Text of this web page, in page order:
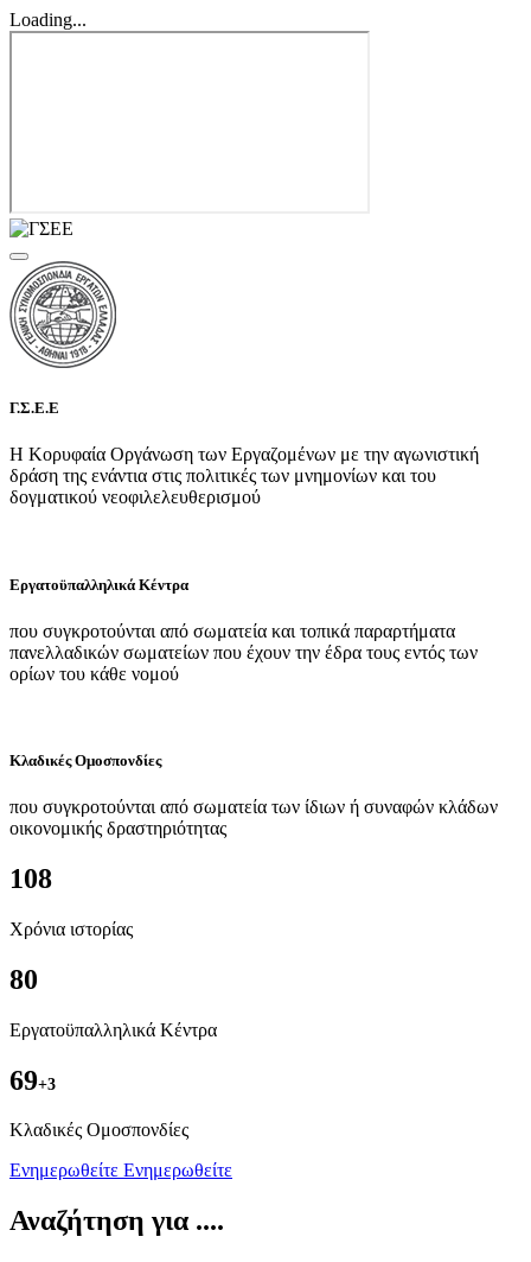
Loading...
Γ.Σ.Ε.Ε
Η Κορυφαία Οργάνωση των Εργαζομένων με την αγωνιστική
δράση της ενάντια στις πολιτικές των μνημονίων και του
δογματικού νεοφιλελευθερισμού
Εργατοϋπαλληλικά Κέντρα
που συγκροτούνται από σωματεία και τοπικά παραρτήματα
πανελλαδικών σωματείων που έχουν την έδρα τους εντός των
ορίων του κάθε νομού
Κλαδικές Ομοσπονδίες
που συγκροτούνται από σωματεία των ίδιων ή συναφών κλάδων
οικονομικής δραστηριότητας
108
Χρόνια ιστορίας
80
Εργατοϋπαλληλικά Κέντρα
69+3
Kλαδικές Ομοσπονδίες
Ενημερωθείτε Ενημερωθείτε
Αναζήτηση για ....